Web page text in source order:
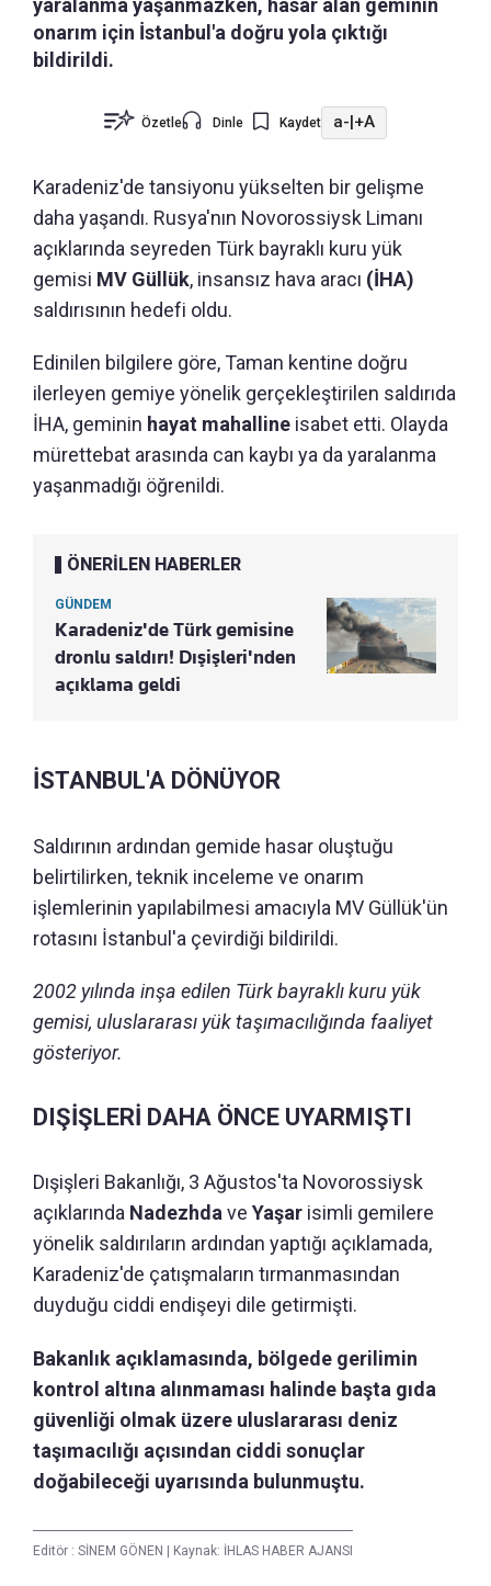
onarım için İstanbul'a doğru yola çıktığı
bildirildi.
Özetle Dinle Kaydet a-|+A
Karadeniz'de tansiyonu yükselten bir gelişme
daha yaşandı. Rusya'nın Novorossiysk Limanı
açıklarında seyreden Türk bayraklı kuru yük
gemisi MV Güllük, insansız hava aracı (İHA)
saldırısının hedefi oldu.
Edinilen bilgilere göre, Taman kentine doğru
ilerleyen gemiye yönelik gerçekleştirilen saldırıda
İHA, geminin hayat mahalline isabet etti. Olayda
mürettebat arasında can kaybı ya da yaralanma
yaşanmadığı öğrenildi.
ÖNERİLEN HABERLER
GÜNDEM
Karadeniz'de Türk gemisine
dronlu saldırı! Dışişleri'nden
açıklama geldi
İSTANBUL'A DÖNÜYOR
Saldırının ardından gemide hasar oluştuğu
belirtilirken, teknik inceleme ve onarım
işlemlerinin yapılabilmesi amacıyla MV Güllük'ün
rotasını İstanbul'a çevirdiği bildirildi.
2002 yılında inşa edilen Türk bayraklı kuru yük
gemisi, uluslararası yük taşımacılığında faaliyet
gösteriyor.
DIŞİŞLERİ DAHA ÖNCE UYARMIŞTI
Dışişleri Bakanlığı, 3 Ağustos'ta Novorossiysk
açıklarında Nadezhda ve Yaşar isimli gemilere
yönelik saldırıların ardından yaptığı açıklamada,
Karadeniz'de çatışmaların tırmanmasından
duyduğu ciddi endişeyi dile getirmişti.
Bakanlık açıklamasında, bölgede gerilimin
kontrol altına alınmaması halinde başta gıda
güvenliği olmak üzere uluslararası deniz
taşımacılığı açısından ciddi sonuçlar
doğabileceği uyarısında bulunmuştu.
Editör : SİNEM GÖNEN | Kaynak: İHLAS HABER AJANSI